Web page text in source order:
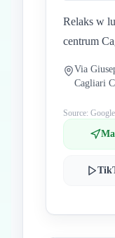
Relaks w
centrum
Via
Cagliari
Source: